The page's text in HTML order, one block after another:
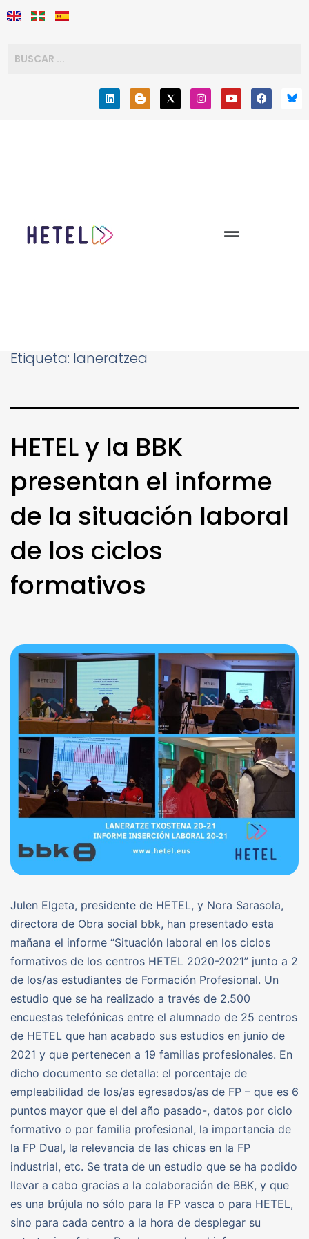
Etiqueta: laneratzea
HETEL y la BBK
presentan el informe
de la situación laboral
de los ciclos
formativos
Julen Elgeta, presidente de HETEL, y Nora Sarasola,
directora de Obra social bbk, han presentado esta
mañana el informe “Situación laboral en los ciclos
formativos de los centros HETEL 2020-2021” junto a 2
de los/as estudiantes de Formación Profesional. Un
estudio que se ha realizado a través de 2.500
encuestas telefónicas entre el alumnado de 25 centros
de HETEL que han acabado sus estudios en junio de
2021 y que pertenecen a 19 familias profesionales. En
dicho documento se detalla: el porcentaje de
empleabilidad de los/as egresados/as de FP – que es 6
puntos mayor que el del año pasado-, datos por ciclo
formativo o por familia profesional, la importancia de
la FP Dual, la relevancia de las chicas en la FP
industrial, etc. Se trata de un estudio que se ha podido
llevar a cabo gracias a la colaboración de BBK, y que
es una brújula no sólo para la FP vasca o para HETEL,
sino para cada centro a la hora de desplegar su